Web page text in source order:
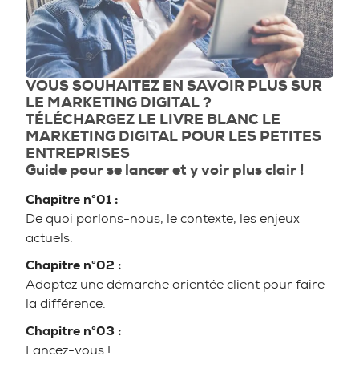
VOUS SOUHAITEZ EN SAVOIR PLUS SUR
LE MARKETING DIGITAL ?
TÉLÉCHARGEZ LE LIVRE BLANC LE
MARKETING DIGITAL POUR LES PETITES
ENTREPRISES
Guide pour se lancer et y voir plus clair !
Chapitre n°01 :
De quoi parlons-nous, le contexte, les enjeux
actuels.
Chapitre n°02 :
Adoptez une démarche orientée client pour faire
la différence.
Chapitre n°03 :
Lancez-vous !